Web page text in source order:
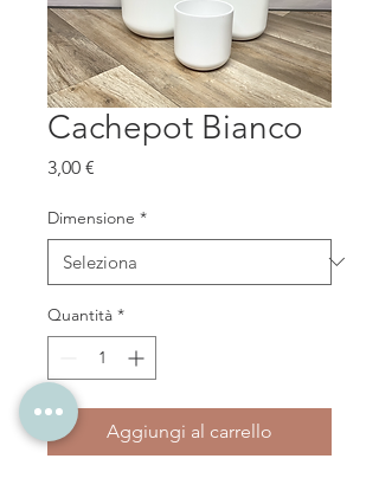
Cachepot Bianco
3,00 €
Dimensione *
Quantità *
Aggiungi al carrello